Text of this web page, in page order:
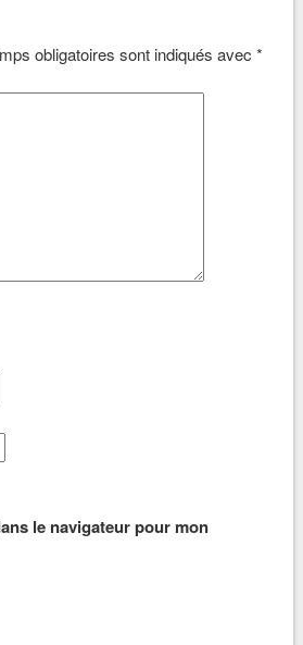
obligatoires sont indiqués avec *
le navigateur pour mon